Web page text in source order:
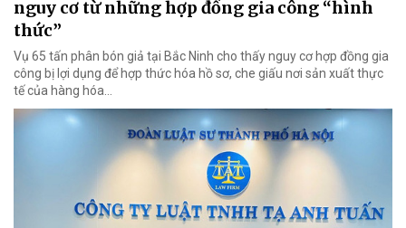
nguy cơ từ những hợp đồng gia công “hình
thức”
Vụ 65 tấn phân bón giả tại Bắc Ninh cho thấy nguy cơ hợp đồng gia
công bị lợi dụng để hợp thức hóa hồ sơ, che giấu nơi sản xuất thực
tế của hàng hóa…